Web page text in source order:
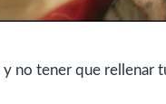
y no tener que rellenar